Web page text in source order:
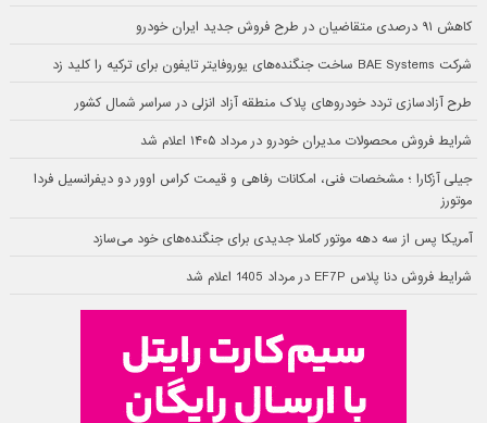
کاهش ۹۱ درصدی متقاضیان در طرح فروش جدید ایران خودرو
شرکت BAE Systems ساخت جنگنده‌های یوروفایتر تایفون برای ترکیه را کلید زد
طرح آزادسازی تردد خودروهای پلاک منطقه آزاد انزلی در سراسر شمال کشور
شرایط فروش محصولات مدیران خودرو در مرداد ۱۴۰۵ اعلام شد
جیلی آزکارا ؛ مشخصات فنی، امکانات رفاهی و قیمت کراس اوور دو دیفرانسیل فردا
موتورز
آمریکا پس از سه دهه موتور کاملا جدیدی برای جنگنده‌های خود می‌سازد
شرایط فروش دنا پلاس EF7P در مرداد 1405 اعلام شد